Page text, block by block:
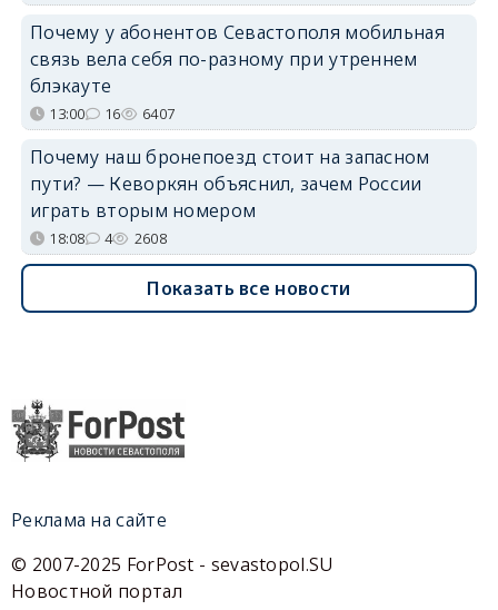
Почему у абонентов Севастополя мобильная
связь вела себя по-разному при утреннем
блэкауте
13:00 16 6407
Почему наш бронепоезд стоит на запасном
пути? — Кеворкян объяснил, зачем России
играть вторым номером
18:08 4 2608
Показать все новости
Реклама на сайте
© 2007-2025 ForPost - sevastopol.SU
Новостной портал